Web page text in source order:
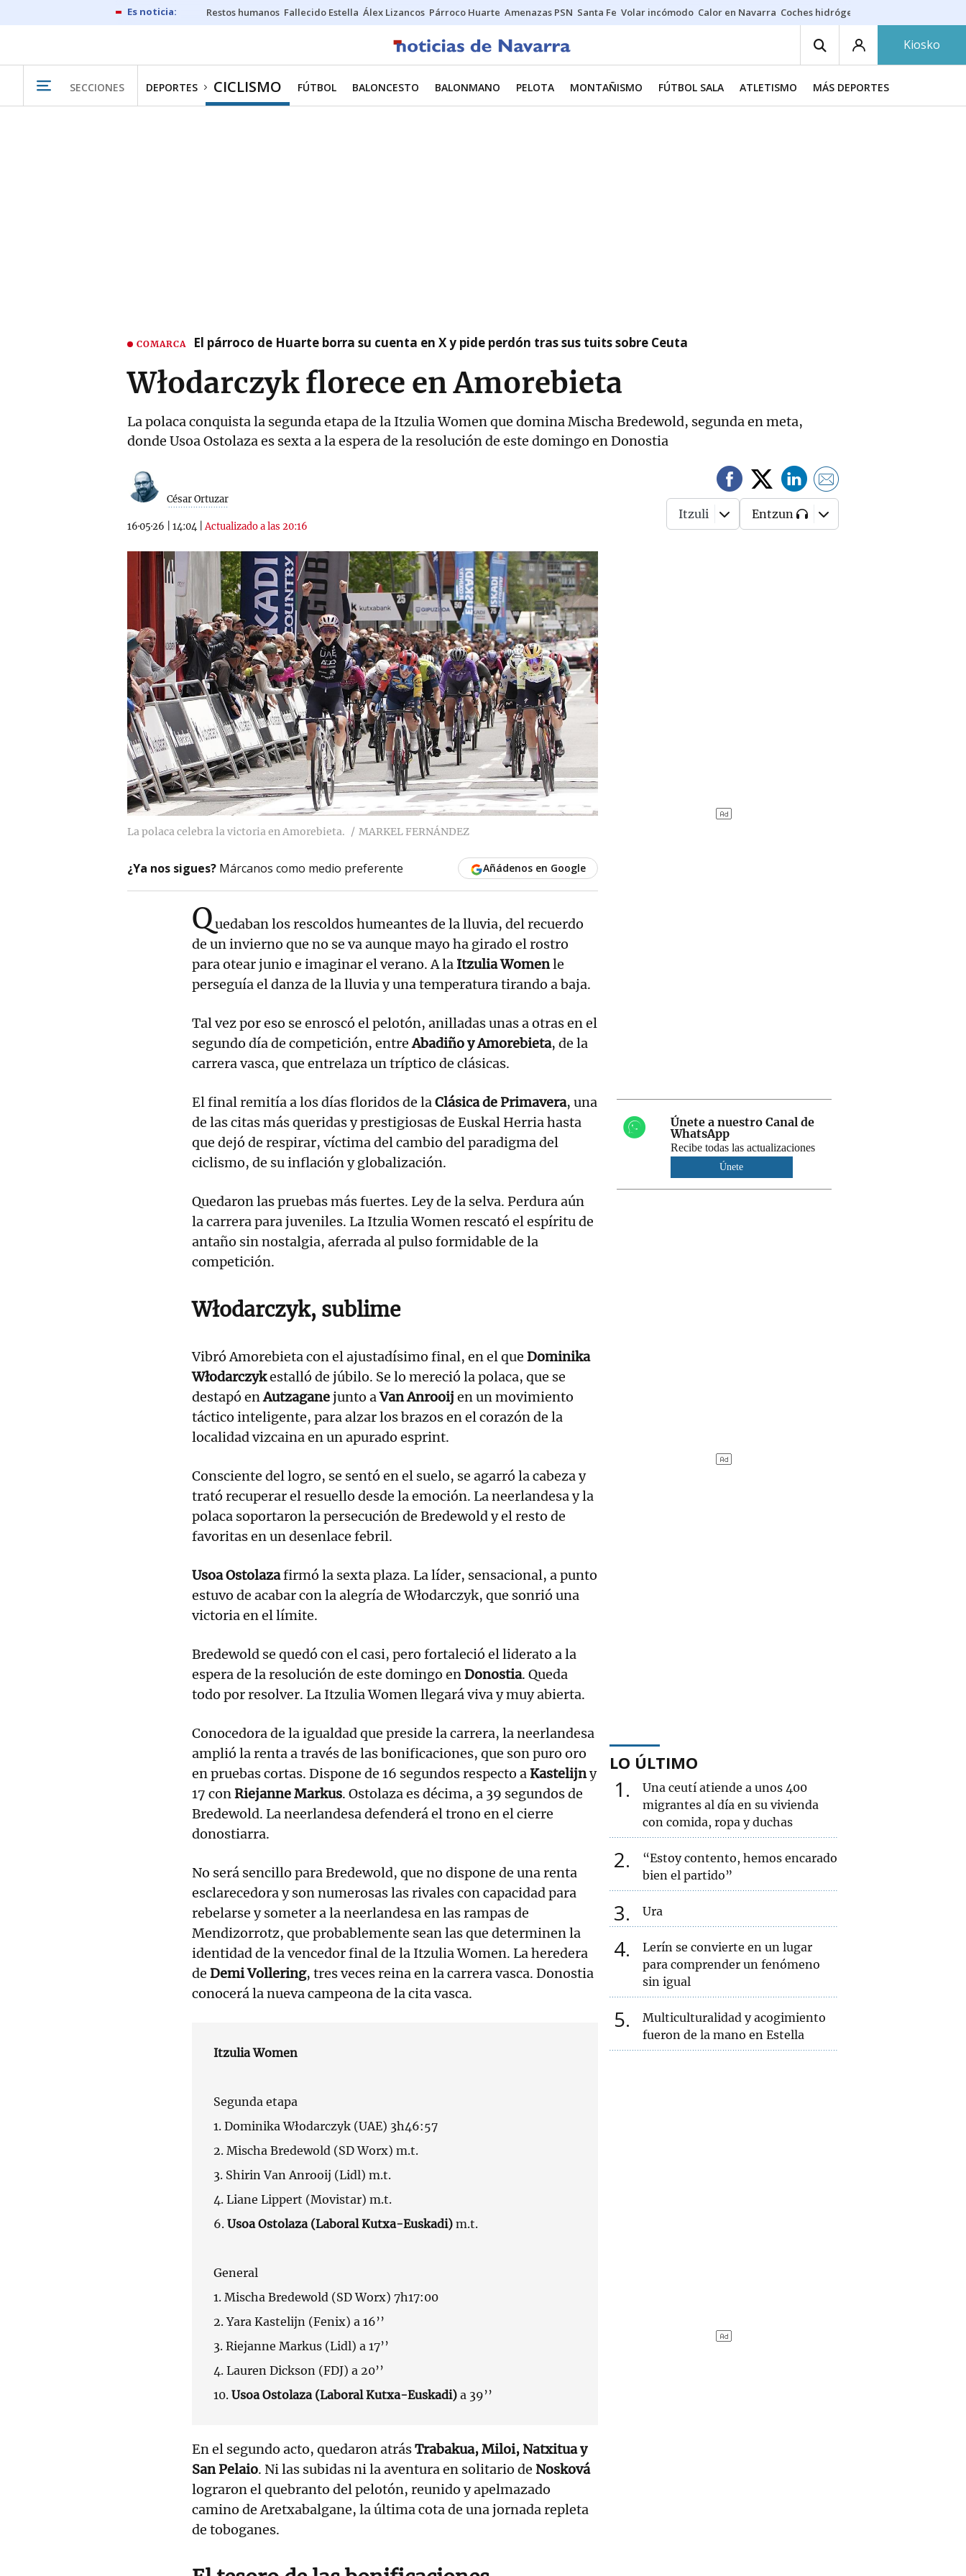
Restos humanos Fallecido Estella Álex Lizancos Párroco Huarte Amenazas PSN Santa Fe Volar incómodo Calor en Navarra Coches hidrógeno
Kiosko
SECCIONES DEPORTES CICLISMO FÚTBOL BALONCESTO BALONMANO PELOTA MONTAÑISMO FÚTBOL SALA ATLETISMO MÁS DEPORTES
COMARCA El párroco de Huarte borra su cuenta en X y pide perdón tras sus tuits sobre Ceuta
Włodarczyk florece en Amorebieta
La polaca conquista la segunda etapa de la Itzulia Women que domina Mischa Bredewold, segunda en meta,
donde Usoa Ostolaza es sexta a la espera de la resolución de este domingo en Donostia
César Ortuzar
16·05·26 14:04 |Actualizado a las 20:16
Itzuli Entzun
La polaca celebra la victoria en Amorebieta. MARKEL FERNÁNDEZ
¿Ya nos sigues? Márcanos como medio preferente Añádenos en Google
Quedaban los rescoldos humeantes de la lluvia, del recuerdo
de un invierno que no se va aunque mayo ha girado el rostro
para otear junio e imaginar el verano. A la Itzulia Womenle
perseguía el danza de la lluvia y una temperatura tirando a baja.
Tal vez por eso se enroscó el pelotón, anilladas unas a otras en el
segundo día de competición, entreAbadiño y Amorebieta, de la
carrera vasca, que entrelaza un tríptico de clásicas.
El final remitía a los días floridos de laClásica de Primavera, una
de las citas más queridas y prestigiosas de Euskal Herria hasta
que dejó de respirar, víctima del cambio del paradigma del
ciclismo, de su inflación y globalización.
Quedaron las pruebas más fuertes. Ley de la selva. Perdura aún
la carrera para juveniles. La Itzulia Women rescató el espíritu de
antaño sin nostalgia, aferrada al pulso formidable de la
competición.
Włodarczyk, sublime
Vibró Amorebieta con el ajustadísimo final, en el que Dominika
Włodarczykestalló de júbilo. Se lo mereció la polaca, que se
destapó enAutzaganejunto aVan Anrooij en un movimiento
táctico inteligente, para alzar los brazos en el corazón de la
localidad vizcaina en un apurado esprint.
Consciente del logro, se sentó en el suelo, se agarró la cabeza y
trató recuperar el resuello desde la emoción. La neerlandesa y la
polaca soportaron la persecución de Bredewold y el resto de
favoritas en un desenlace febril.
Usoa Ostolazafirmó la sexta plaza. La líder, sensacional, a punto
estuvo de acabar con la alegría de Włodarczyk, que sonrió una
victoria en el límite.
Bredewold se quedó con el casi, pero fortaleció el liderato a la
espera de la resolución de este domingo enDonostia. Queda
todo por resolver. La Itzulia Women llegará viva y muy abierta.
Conocedora de la igualdad que preside la carrera, la neerlandesa
amplió la renta a través de las bonificaciones, que son puro oro
en pruebas cortas. Dispone de 16 segundos respecto aKastelijny
17 conRiejanne Markus. Ostolaza es décima, a 39 segundos de
Bredewold. La neerlandesa defenderá el trono en el cierre
donostiarra.
No será sencillo para Bredewold, que no dispone de una renta
esclarecedora y son numerosas las rivales con capacidad para
rebelarse y someter a la neerlandesa en las rampas de
Mendizorrotz, que probablemente sean las que determinen la
identidad de la vencedor final de la Itzulia Women. La heredera
de Demi Vollering, tres veces reina en la carrera vasca. Donostia
conocerá la nueva campeona de la cita vasca.
Itzulia Women
Segunda etapa
1. Dominika Włodarczyk (UAE) 3h46:57
2. Mischa Bredewold (SD Worx) m.t.
3. Shirin Van Anrooij (Lidl) m.t.
4. Liane Lippert (Movistar) m.t.
6. Usoa Ostolaza (Laboral Kutxa-Euskadi) m.t.
General
1. Mischa Bredewold (SD Worx) 7h17:00
2. Yara Kastelijn (Fenix) a 16’’
3. Riejanne Markus (Lidl) a 17’’
4. Lauren Dickson (FDJ) a 20’’
10. Usoa Ostolaza (Laboral Kutxa-Euskadi) a 39’’
En el segundo acto, quedaron atrásTrabakua, Miloi, Natxitua y
San Pelaio. Ni las subidas ni la aventura en solitario de Nosková
lograron el quebranto del pelotón, reunido y apelmazado
camino de Aretxabalgane, la última cota de una jornada repleta
de toboganes.
Únete a nuestro Canal de
WhatsApp
Recibe todas las actualizaciones
Únete
LO ÚLTIMO
1
Una ceutí atiende a unos 400
migrantes al día en su vivienda
con comida, ropa y duchas
2
“Estoy contento, hemos encarado
bien el partido”
3 Ura
4
Lerín se convierte en un lugar
para comprender un fenómeno
sin igual
5
Multiculturalidad y acogimiento
fueron de la mano en Estella